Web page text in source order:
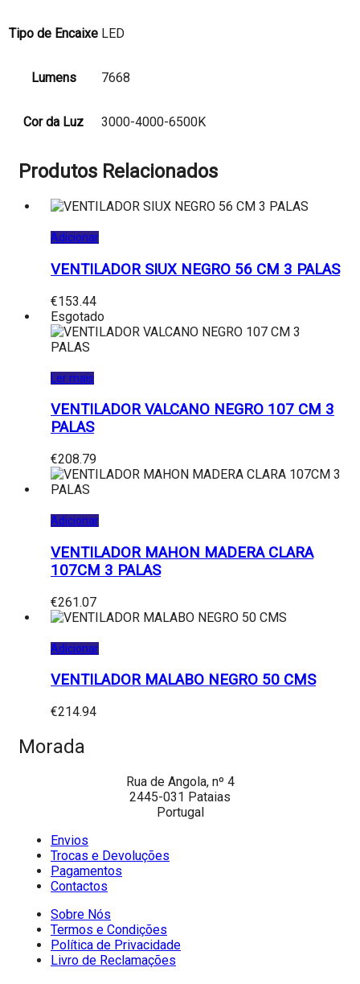
Tipo de Encaixe LED
Lumens 7668
Cor da Luz 3000-4000-6500K
Produtos Relacionados
Adicionar
VENTILADOR SIUX NEGRO 56 CM 3 PALAS
€153.44
Esgotado
Ler mais
VENTILADOR VALCANO NEGRO 107 CM 3
PALAS
€208.79
Adicionar
VENTILADOR MAHON MADERA CLARA
107CM 3 PALAS
€261.07
Adicionar
VENTILADOR MALABO NEGRO 50 CMS
€214.94
Morada
Rua de Angola, nº 4
2445-031 Pataias
Portugal
Envios
Trocas e Devoluções
Pagamentos
Contactos
Sobre Nós
Termos e Condições
Política de Privacidade
Livro de Reclamações